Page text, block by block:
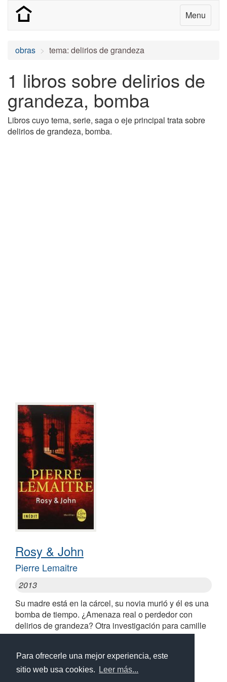
Para ofrecerle una mejor experiencia, este
sitio web usa cookies.
Leer más...
Menu
obras tema: delirios de grandeza
1 libros sobre delirios de
grandeza, bomba
Libros cuyo tema, serie, saga o eje principal trata sobre
delirios de grandeza, bomba.
Rosy & John
Pierre Lemaitre
2013
Su madre está en la cárcel, su novia murió y él es una
bomba de tiempo. ¿Amenaza real o perdedor con
delirios de grandeza? Otra investigación para camille
verhoeven